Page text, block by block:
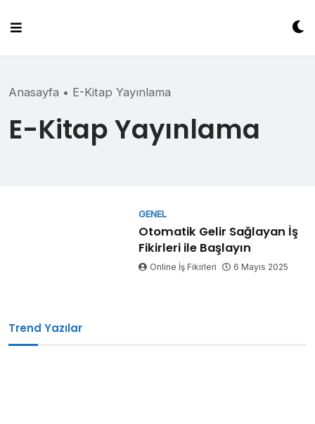
content
Anasayfa • E-Kitap Yayınlama
E-Kitap Yayınlama
GENEL
Otomatik Gelir Sağlayan İş
Fikirleri ile Başlayın
Online İş Fikirleri 6 Mayıs 2025
Trend Yazılar